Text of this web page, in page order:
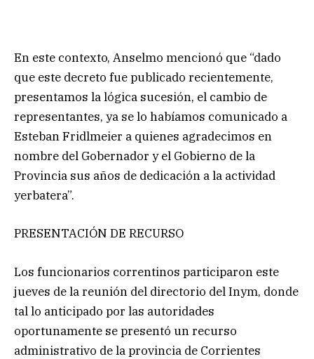
En este contexto, Anselmo mencionó que “dado
que este decreto fue publicado recientemente,
presentamos la lógica sucesión, el cambio de
representantes, ya se lo habíamos comunicado a
Esteban Fridlmeier a quienes agradecimos en
nombre del Gobernador y el Gobierno de la
Provincia sus años de dedicación a la actividad
yerbatera”.
PRESENTACIÓN DE RECURSO
Los funcionarios correntinos participaron este
jueves de la reunión del directorio del Inym, donde
tal lo anticipado por las autoridades
oportunamente se presentó un recurso
administrativo de la provincia de Corrientes